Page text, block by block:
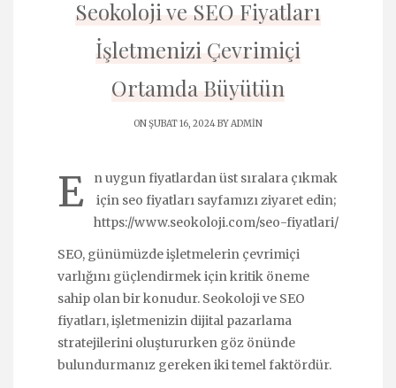
Seokoloji ve SEO Fiyatları
İşletmenizi Çevrimiçi
Ortamda Büyütün
ON ŞUBAT 16, 2024 BYADMIN
E
n uygun fiyatlardan üst sıralara çıkmak
için seo fiyatlarısayfamızı ziyaret edin;
https://www.seokoloji.com/seo-fiyatlari/
SEO, günümüzde işletmelerin çevrimiçi
varlığını güçlendirmek için kritik öneme
sahip olan bir konudur. Seokoloji ve SEO
fiyatları, işletmenizin dijital pazarlama
stratejilerini oluştururken göz önünde
bulundurmanız gereken iki temel faktördür.